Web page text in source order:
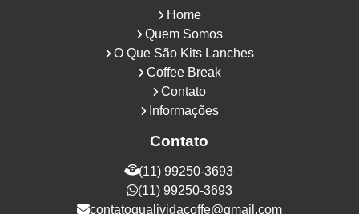
Home
Quem Somos
O Que São Kits Lanches
Coffee Break
Contato
Informações
Contato
(11) 99250-3693
(11) 99250-3693
contatoqualividacoffe@gmail.com